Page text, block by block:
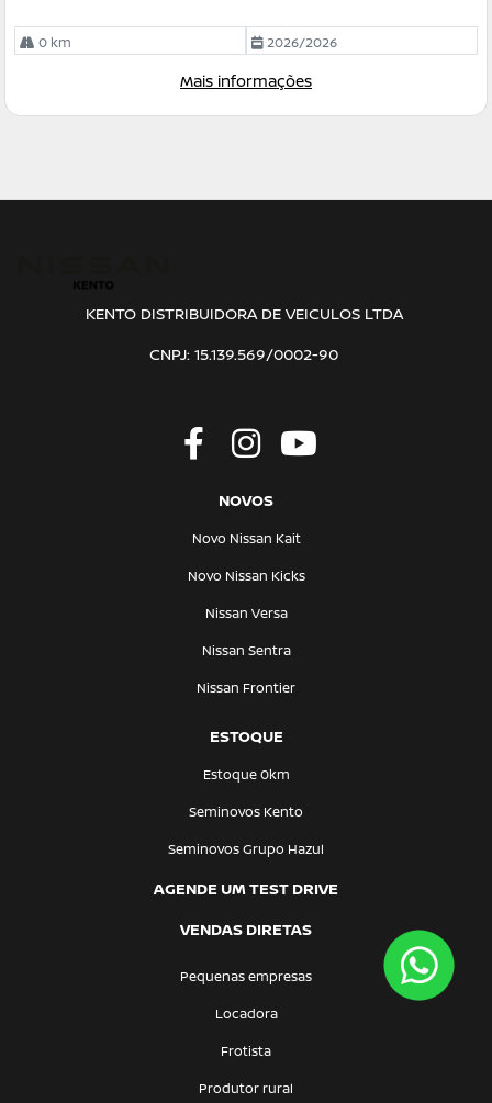
0 km 2026/2026
Mais informações
KENTO DISTRIBUIDORA DE VEICULOS LTDA
CNPJ: 15.139.569/0002-90
NOVOS
Novo Nissan Kait
Novo Nissan Kicks
Nissan Versa
Nissan Sentra
Nissan Frontier
ESTOQUE
Estoque 0km
Seminovos Kento
Seminovos Grupo Hazul
AGENDE UM TEST DRIVE
VENDAS DIRETAS
Pequenas empresas
Locadora
Frotista
Produtor rural